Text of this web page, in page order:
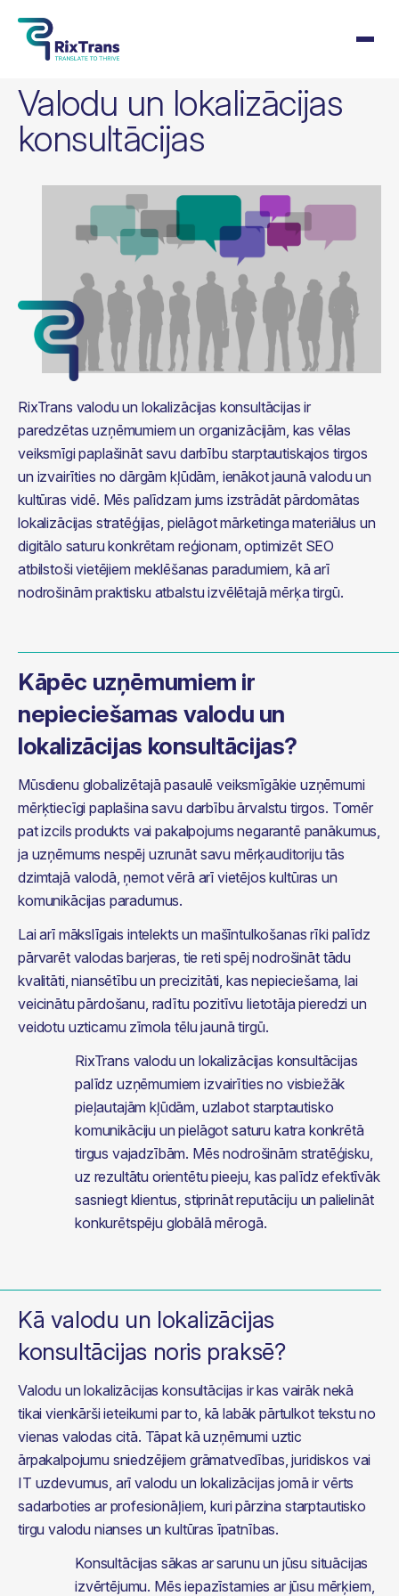
Valodu un lokalizācijas
konsultācijas
RixTrans valodu un lokalizācijas konsultācijas ir
paredzētas uzņēmumiem un organizācijām, kas vēlas
veiksmīgi paplašināt savu darbību starptautiskajos tirgos
un izvairīties no dārgām kļūdām, ienākot jaunā valodu un
kultūras vidē. Mēs palīdzam jums izstrādāt pārdomātas
lokalizācijas stratēģijas, pielāgot mārketinga materiālus un
digitālo saturu konkrētam reģionam, optimizēt SEO
atbilstoši vietējiem meklēšanas paradumiem, kā arī
nodrošinām praktisku atbalstu izvēlētajā mērķa tirgū.
Kāpēc uzņēmumiem ir
nepieciešamas valodu un
lokalizācijas konsultācijas?
Mūsdienu globalizētajā pasaulē veiksmīgākie uzņēmumi
mērķtiecīgi paplašina savu darbību ārvalstu tirgos. Tomēr
pat izcils produkts vai pakalpojums negarantē panākumus,
ja uzņēmums nespēj uzrunāt savu mērķauditoriju tās
dzimtajā valodā, ņemot vērā arī vietējos kultūras un
komunikācijas paradumus.
Lai arī mākslīgais intelekts un mašīntulkošanas rīki palīdz
pārvarēt valodas barjeras, tie reti spēj nodrošināt tādu
kvalitāti, niansētību un precizitāti, kas nepieciešama, lai
veicinātu pārdošanu, radītu pozitīvu lietotāja pieredzi un
veidotu uzticamu zīmola tēlu jaunā tirgū.
RixTrans valodu un lokalizācijas konsultācijas
palīdz uzņēmumiem izvairīties no visbiežāk
pieļautajām kļūdām, uzlabot starptautisko
komunikāciju un pielāgot saturu katra konkrētā
tirgus vajadzībām. Mēs nodrošinām stratēģisku,
uz rezultātu orientētu pieeju, kas palīdz efektīvāk
sasniegt klientus, stiprināt reputāciju un palielināt
konkurētspēju globālā mērogā.
Kā valodu un lokalizācijas
konsultācijas noris praksē?
Valodu un lokalizācijas konsultācijas ir kas vairāk nekā
tikai vienkārši ieteikumi par to, kā labāk pārtulkot tekstu no
vienas valodas citā. Tāpat kā uzņēmumi uztic
ārpakalpojumu sniedzējiem grāmatvedības, juridiskos vai
IT uzdevumus, arī valodu un lokalizācijas jomā ir vērts
sadarboties ar profesionāļiem, kuri pārzina starptautisko
tirgu valodu nianses un kultūras īpatnības.
Konsultācijas sākas ar sarunu un jūsu situācijas
izvērtējumu. Mēs iepazīstamies ar jūsu mērķiem,